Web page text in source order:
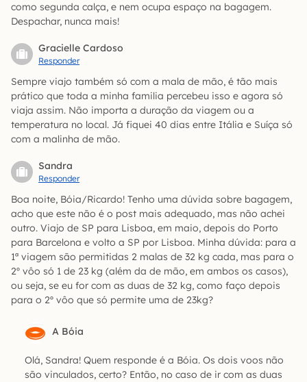
como segunda calça, e nem ocupa espaço na bagagem.
Despachar, nunca mais!
Gracielle Cardoso
Responder
Sempre viajo também só com a mala de mão, é tão mais
prático que toda a minha familia percebeu isso e agora só
viaja assim. Não importa a duração da viagem ou a
temperatura no local. Já fiquei 40 dias entre Itália e Suíça só
com a malinha de mão.
Sandra
Responder
Boa noite, Bóia/Ricardo! Tenho uma dúvida sobre bagagem,
acho que este não é o post mais adequado, mas não achei
outro. Viajo de SP para Lisboa, em maio, depois do Porto
para Barcelona e volto a SP por Lisboa. Minha dúvida: para a
1ª viagem são permitidas 2 malas de 32 kg cada, mas para o
2º vôo só 1 de 23 kg (além da de mão, em ambos os casos),
ou seja, se eu for com as duas de 32 kg, como faço depois
para o 2º vôo que só permite uma de 23kg?
A Bóia
Olá, Sandra! Quem responde é a Bóia. Os dois voos não
são vinculados, certo? Então, no caso de ir com as duas